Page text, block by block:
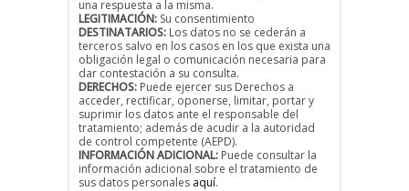
una respuesta a la misma.
LEGITIMACIÓN: Su consentimiento
DESTINATARIOS: Los datos no se cederán a
terceros salvo en los casos en los que exista una
obligación legal o comunicación necesaria para
dar contestación a su consulta.
DERECHOS: Puede ejercer sus Derechos a
acceder, rectificar, oponerse, limitar, portar y
suprimir los datos ante el responsable del
tratamiento; además de acudir a la autoridad
de control competente (AEPD).
INFORMACIÓN ADICIONAL: Puede consultar la
información adicional sobre el tratamiento de
sus datos personales aquí.